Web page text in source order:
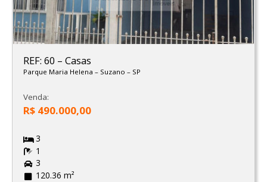
REF: 60 – Casas
Parque Maria Helena – Suzano – SP
Venda:
R$ 490.000,00
3
1
3
120.36 m²